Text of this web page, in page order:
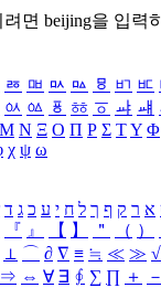
면 beijing을 입력
ㅭ ㅮ ㅯ ㅰ ㅱ ㅲ ㅳ
ㆂ ㆃ ㆄ ㆅ ㆆ ㆇ ㆈ
Μ Ν Ξ Ο Π Ρ Σ ΤΥ Φ
χ ψ ω
א ר ק ף ך ל ח י ע כ ג ד
『 』 【 】 ＂ （ ）
⊥ ⌒ ∂ ∇ ≡ ≒ ≪ ≫ √
⇒ ⇔ ∀ ∃ ∮ ∑ ∏ ＋ －